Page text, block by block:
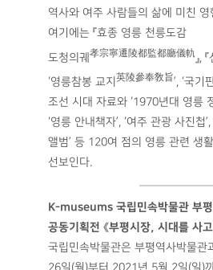
역사와 여주 사람들의 삶에 미친 영
여기에는 『효종 영릉 천릉도감
도청의궤 孝宗寧遷陵都監都廳儀軌 』,
‘영릉참봉 교지 英陵參奉敎旨’, ‘국기
조선 시대 자료와 ‘1970년대 영릉
‘영릉 안내책자’, ‘여주 관광 사진첩
앨범’ 등 120여 점의 영릉 관련 생
선보인다.
K-museums 국립민속박물관 부평
공동기획전 《부평시장, 시대를 사고
국립민속박물관은 부평역사박물